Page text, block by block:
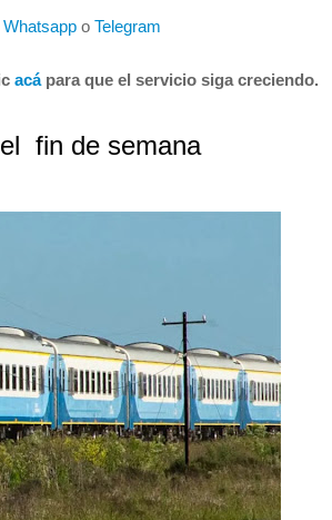
Whatsapp o Telegram
acápara que el servicio siga creciendo.
fin de semana